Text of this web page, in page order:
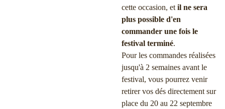
cette occasion, et il ne sera
plus possible d'en
commander une fois le
festival terminé.
Pour les commandes réalisées
jusqu'à 2 semaines avant le
festival, vous pourrez venir
retirer vos dés directement sur
place du 20 au 22 septembre